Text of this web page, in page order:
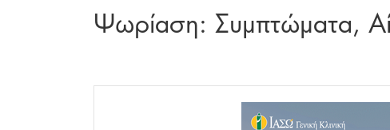
Ψωρίαση: Συμπτώματα,